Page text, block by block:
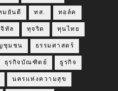
มยันตี ทส. ทอล์ค
ทัล ทุจริต ทุนไทย
ชุมชน ธรรมศาสตร์
ธุรกิจบัณฑิตย์ ธูรกิจ
นครแห่งความสุข